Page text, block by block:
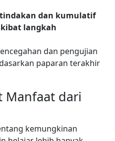
tindakan dan kumulatif
langkah
dan pengujian
paparan terakhir
Manfaat dari
kemungkinan